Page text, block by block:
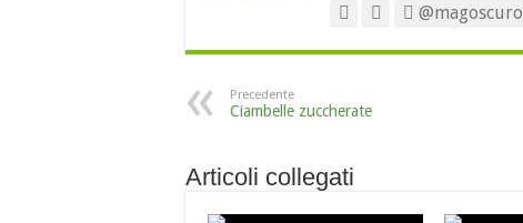
@magoscuro
Precedente
Ciambelle zuccherate
Articoli collegati